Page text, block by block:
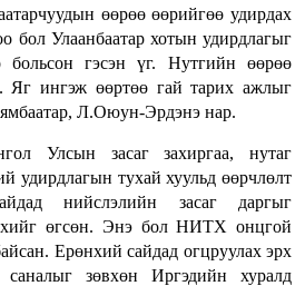
өөрөө өөрийгөө удирдах
бол Улаанбаатар хотын удирдлагыг
больсон гэсэн үг. Нутгийн өөрөө
Яг ингэж өөртөө гай тарих ажлыг
Л.Оюун-Эрдэнэ нар.
Улсын засаг захиргаа, нутаг
удирдлагын тухай хуульд өөрчлөлт
нийслэлийн засаг даргыг
өгсөн. Энэ бол НИТХ онцгой
Ерөнхий сайдад огцруулах эрх
саналыг зөвхөн Иргэдийн хуралд